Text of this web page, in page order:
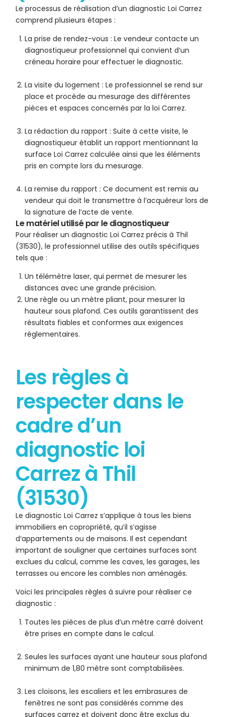
Le processus de réalisation d’un diagnostic Loi Carrez
comprend plusieurs étapes :
La prise de rendez-vous : Le vendeur contacte un
diagnostiqueur professionnel qui convient d’un
créneau horaire pour effectuer le diagnostic.
La visite du logement : Le professionnel se rend sur
place et procède au mesurage des différentes
pièces et espaces concernés par la loi Carrez.
La rédaction du rapport : Suite à cette visite, le
diagnostiqueur établit un rapport mentionnant la
surface Loi Carrez calculée ainsi que les éléments
pris en compte lors du mesurage.
La remise du rapport : Ce document est remis au
vendeur qui doit le transmettre à l’acquéreur lors de
la signature de l’acte de vente.
Le matériel utilisé par le diagnostiqueur
Pour réaliser un diagnostic Loi Carrez précis à Thil
(31530), le professionnel utilise des outils spécifiques
tels que :
Un télémètre laser, qui permet de mesurer les
distances avec une grande précision.
Une règle ou un mètre pliant, pour mesurer la
hauteur sous plafond. Ces outils garantissent des
résultats fiables et conformes aux exigences
réglementaires.
Les règles à
respecter dans le
cadre d’un
diagnostic loi
Carrez à Thil
(31530)
Le diagnostic Loi Carrez s’applique à tous les biens
immobiliers en copropriété, qu’il s’agisse
d’appartements ou de maisons. Il est cependant
important de souligner que certaines surfaces sont
exclues du calcul, comme les caves, les garages, les
terrasses ou encore les combles non aménagés.
Voici les principales règles à suivre pour réaliser ce
diagnostic :
Toutes les pièces de plus d’un mètre carré doivent
être prises en compte dans le calcul.
Seules les surfaces ayant une hauteur sous plafond
minimum de 1,80 mètre sont comptabilisées.
Les cloisons, les escaliers et les embrasures de
fenêtres ne sont pas considérés comme des
surfaces carrez et doivent donc être exclus du